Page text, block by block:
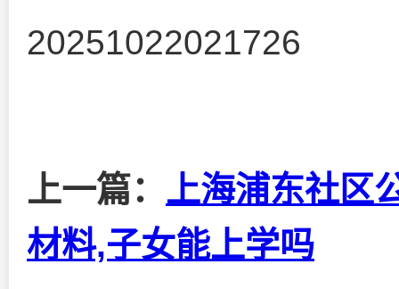
20251022021726
上一篇： 上海浦东社区
材料,子女能上学吗